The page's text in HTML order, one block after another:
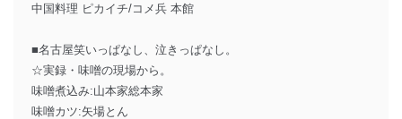
中国料理 ピカイチ/コメ兵 本館
■名古屋笑いっぱなし、泣きっぱなし。
☆実録・味噌の現場から。
味噌煮込み:山本家総本家
味噌カツ:矢場とん